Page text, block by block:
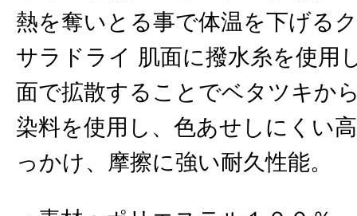
熱を奪いとる事で体温を下げる
サラドライ 肌面に撥水糸を使用
面で拡散することでベタツキか
染料を使用し、色あせしにくい
っかけ、摩擦に強い耐久性能。